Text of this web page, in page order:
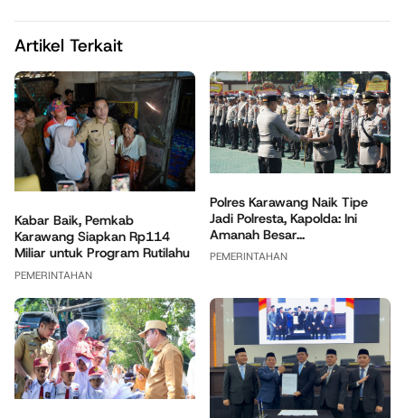
Artikel Terkait
Kabar Baik, Pemkab
Karawang Siapkan Rp114
Miliar untuk Program Rutilahu
PEMERINTAHAN
Polres Karawang Naik Tipe
Jadi Polresta, Kapolda: Ini
Amanah Besar...
PEMERINTAHAN